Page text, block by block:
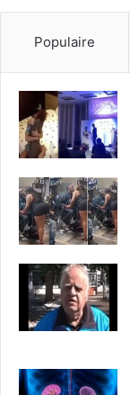
Populaire